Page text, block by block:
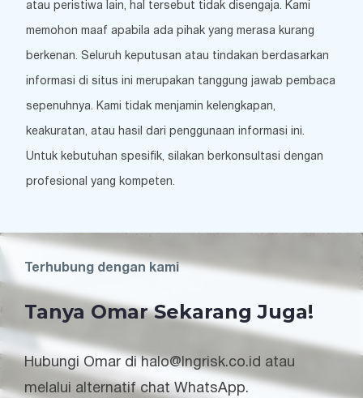
atau peristiwa lain, hal tersebut tidak disengaja. Kami
memohon maaf apabila ada pihak yang merasa kurang
berkenan. Seluruh keputusan atau tindakan berdasarkan
informasi di situs ini merupakan tanggung jawab pembaca
sepenuhnya. Kami tidak menjamin kelengkapan,
keakuratan, atau hasil dari penggunaan informasi ini.
Untuk kebutuhan spesifik, silakan berkonsultasi dengan
profesional yang kompeten.
Terhubung dengan kami
Tanya Omar Sekarang Juga!
Hubungi Omar di halo@lngrisk.co.id atau
melalui alternatif chat WhatsApp.